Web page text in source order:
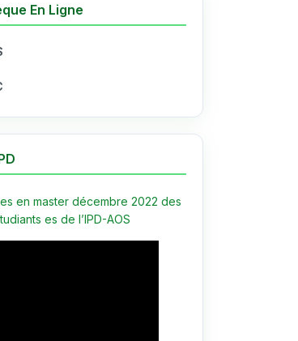
En Ligne
en master décembre 2022 des
es de l’IPD-AOS